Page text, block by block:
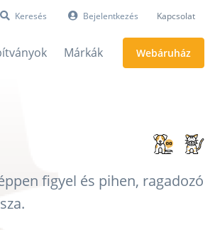
Keresés Bejelentkezés Kapcsolat
Márkák Webáruház
figyel és pihen, ragadozó